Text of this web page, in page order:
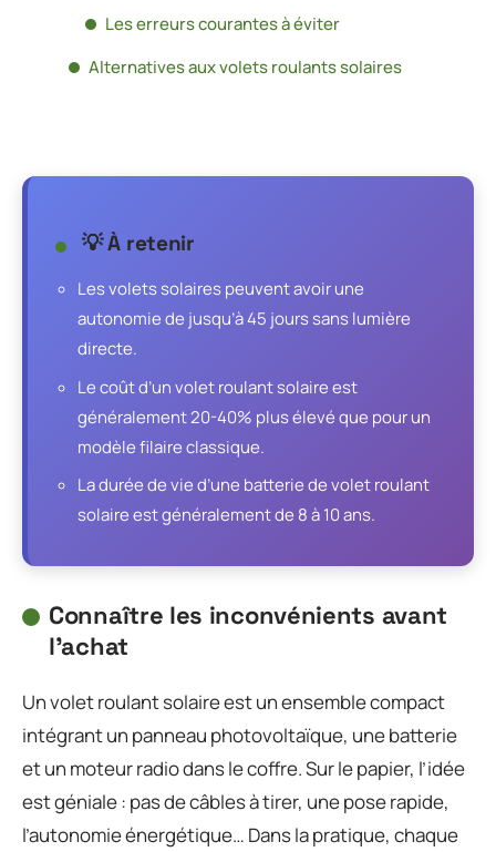
Les erreurs courantes à éviter
Alternatives aux volets roulants solaires
💡 À retenir
Les volets solaires peuvent avoir une
autonomie de jusqu’à 45 jours sans lumière
directe.
Le coût d’un volet roulant solaire est
généralement 20-40% plus élevé que pour un
modèle filaire classique.
La durée de vie d’une batterie de volet roulant
solaire est généralement de 8 à 10 ans.
Connaître les inconvénients avant
l’achat
Un volet roulant solaire est un ensemble compact
intégrant un panneau photovoltaïque, une batterie
et un moteur radio dans le coffre. Sur le papier, l’idée
est géniale : pas de câbles à tirer, une pose rapide,
l’autonomie énergétique… Dans la pratique, chaque